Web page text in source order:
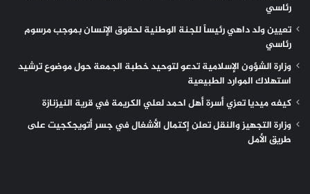
رئاسي
تعيين ولد داهي رئيساً للجنة الوطنية لحقوق الإنسان بموجب مرسوم
رئاسي
وزارة الشؤون الإسلامية تدعو لتوحيد خطبة الجمعة حول موضوع ترشيد
استهلاك الموارد الطبيعية
كيفه ميديا تعزي أسرة أهل احمد لعلي الكريمة في قرية النيزنازة
وزارة التجهيز والنقل تعلن إكتمال الأشغال في جسر أتويجكجيت على
طريق الأمل